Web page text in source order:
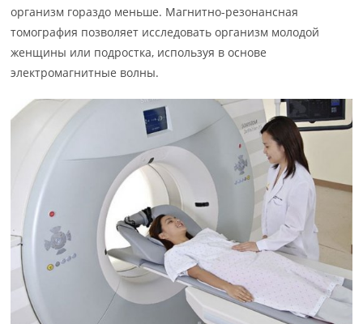
организм гораздо меньше. Магнитно-резонансная
томография позволяет исследовать организм молодой
женщины или подростка, используя в основе
электромагнитные волны.